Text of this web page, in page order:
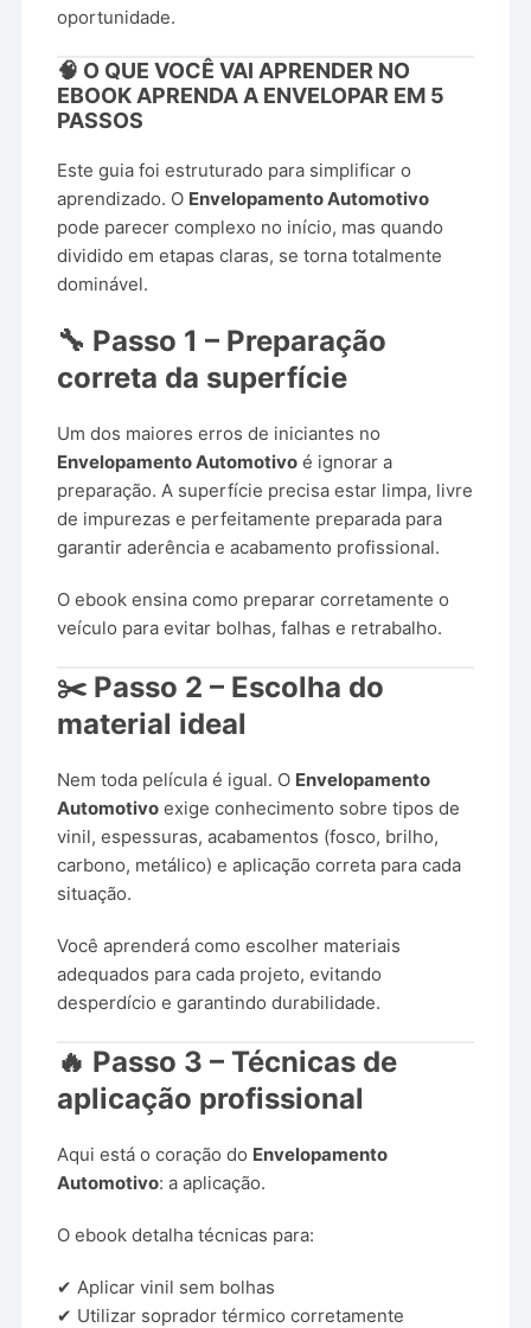
oportunidade.
🧠 O QUE VOCÊ VAI APRENDER NO
EBOOK APRENDA A ENVELOPAR EM 5
PASSOS
Este guia foi estruturado para simplificar o
aprendizado. O Envelopamento Automotivo
pode parecer complexo no início, mas quando
dividido em etapas claras, se torna totalmente
dominável.
🔧 Passo 1 – Preparação
correta da superfície
Um dos maiores erros de iniciantes no
Envelopamento Automotivo é ignorar a
preparação. A superfície precisa estar limpa, livre
de impurezas e perfeitamente preparada para
garantir aderência e acabamento profissional.
O ebook ensina como preparar corretamente o
veículo para evitar bolhas, falhas e retrabalho.
✂️ Passo 2 – Escolha do
material ideal
Nem toda película é igual. O Envelopamento
Automotivo exige conhecimento sobre tipos de
vinil, espessuras, acabamentos (fosco, brilho,
carbono, metálico) e aplicação correta para cada
situação.
Você aprenderá como escolher materiais
adequados para cada projeto, evitando
desperdício e garantindo durabilidade.
🔥 Passo 3 – Técnicas de
aplicação profissional
Aqui está o coração do Envelopamento
Automotivo: a aplicação.
O ebook detalha técnicas para:
✔ Aplicar vinil sem bolhas
✔ Utilizar soprador térmico corretamente